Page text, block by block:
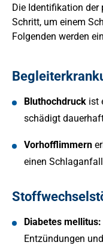
Die Identifikation der
Schritt, um einem
Folgenden werden
Bluthochdruck ist
schädigt
Vorhofflimmern
einen
Diabetes mellitus:
Entzündungen